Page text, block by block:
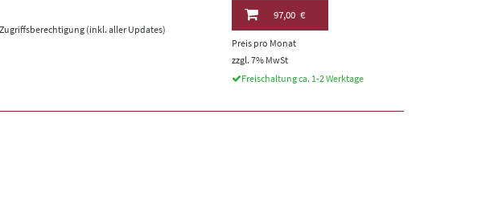
(inkl. aller Updates)
97,00 €
Preis pro Monat
zzgl. 7% MwSt
Freischaltung ca. 1-2 Werktage